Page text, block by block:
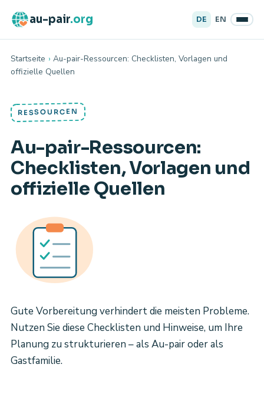
au-pair.org DE EN
Startseite › Au-pair-Ressourcen: Checklisten, Vorlagen und
offizielle Quellen
RESSOURCEN
Au-pair-Ressourcen:
Checklisten, Vorlagen und
offizielle Quellen
Gute Vorbereitung verhindert die meisten Probleme.
Nutzen Sie diese Checklisten und Hinweise, um Ihre
Planung zu strukturieren – als Au-pair oder als
Gastfamilie.